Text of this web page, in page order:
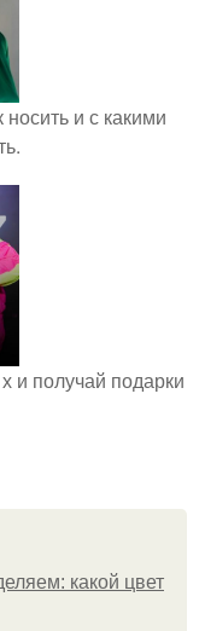
и с какими
и получай подарки
какой цвет